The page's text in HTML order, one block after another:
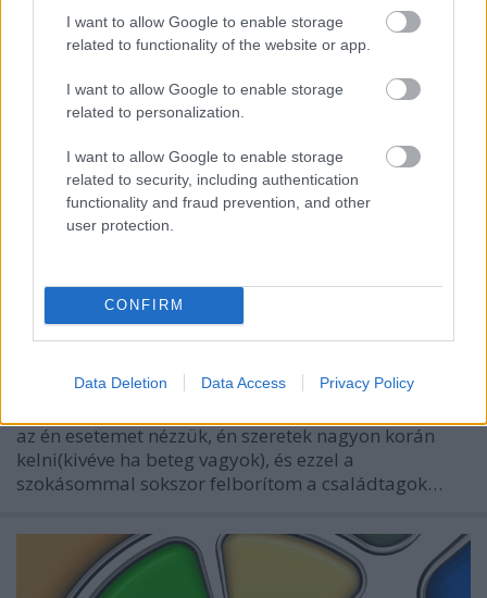
I want to allow Google to enable storage
related to functionality of the website or app.
I want to allow Google to enable storage
related to personalization.
I want to allow Google to enable storage
related to security, including authentication
functionality and fraud prevention, and other
user protection.
CONFIRM
Data Deletion Data Access Privacy Policy
2015. február 05.
tulipánok, és nárciszok. Ez már visszavonhatatlanul
annak a jele, hogy ők a győztesek, eljött az ő idejük,
ők már legyőzték a telet. Voltak mínuszok, volt hó,
volt eső, a virágaim mind arra használták a
természet adta lehetőségeiket, hogy végül büszkén,
2015. január 20.
ha úgy érzed már a reggel is rosszul kezdődik.
az én esetemet nézzük, én szeretek nagyon korán
kelni(kivéve ha beteg vagyok), és ezzel a
szokásommal sokszor felborítom a családtagok…